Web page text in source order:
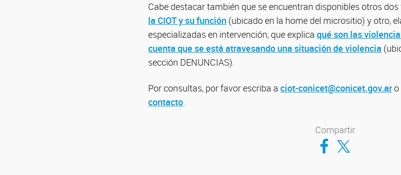
Cabe destacar también que se encuentran disponibles otros
la CIOT y su función (ubicado en la home del micrositio) y otro,
especializadas en intervención, que explica qué son las
cuenta que se está atravesando una situación de violencia
sección DENUNCIAS).
Por consultas, por favor escriba a ciot-conicet@conicet.gov.aro
contacto.
Compartir
Compartir en Facebook
Compartir en Twitter